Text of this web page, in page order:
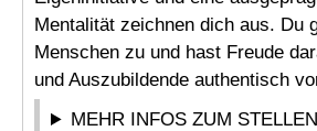
Mentalität zeichnen dich aus. Du
Menschen zu und hast Freude
und Auszubildende authentisch
MEHR INFOS ZUM